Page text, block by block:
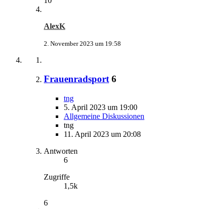
AlexK
2. November 2023 um 19:58
Frauenradsport 6
tng
5. April 2023 um 19:00
Allgemeine Diskussionen
tng
11. April 2023 um 20:08
Antworten
6
Zugriffe
1,5k
6